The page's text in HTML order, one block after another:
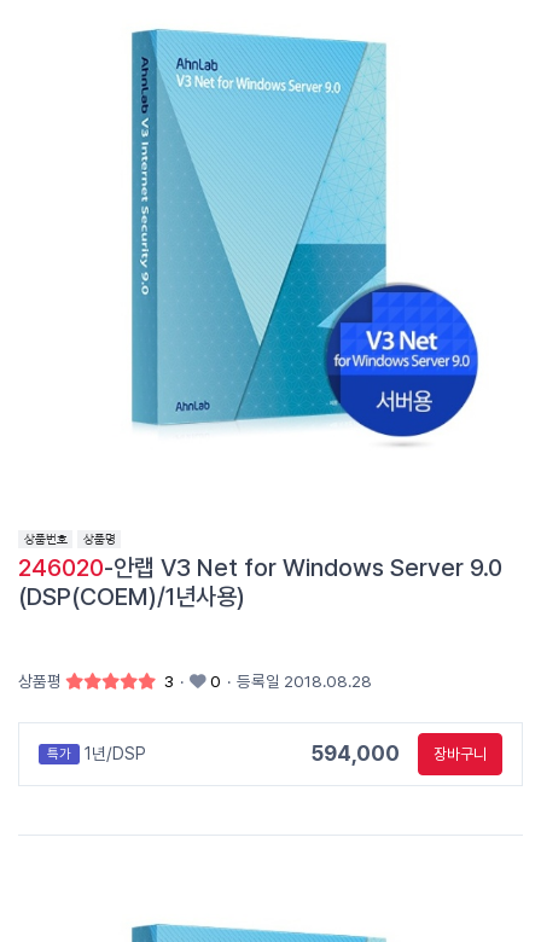
246020-안랩 V3 Net for Windows Server 9.0
(DSP(COEM)/1년사용)
상품평 3 · 0 · 등록일 2018.08.28
특가 1년/DSP 594,000 장바구니